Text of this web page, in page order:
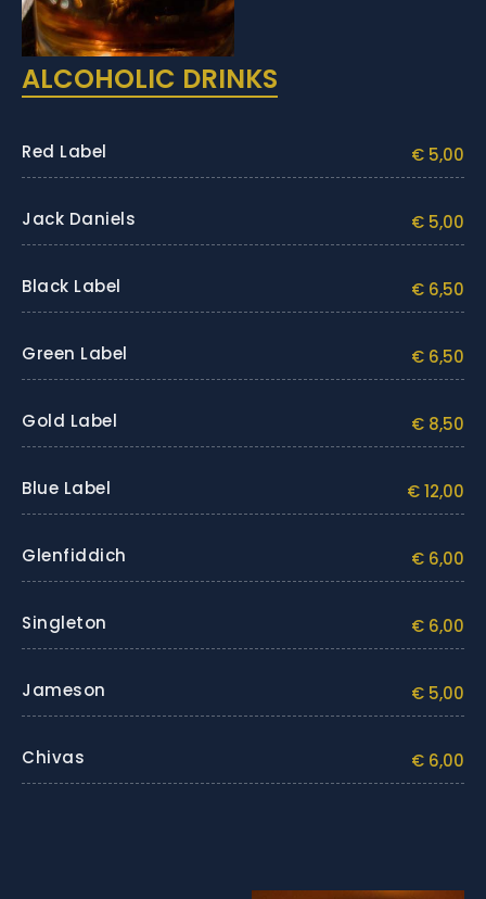
ALCOHOLIC DRINKS
Red Label € 5,00
Jack Daniels € 5,00
Black Label € 6,50
Green Label € 6,50
Gold Label € 8,50
Blue Label € 12,00
Glenfiddich € 6,00
Singleton € 6,00
Jameson € 5,00
Chivas € 6,00